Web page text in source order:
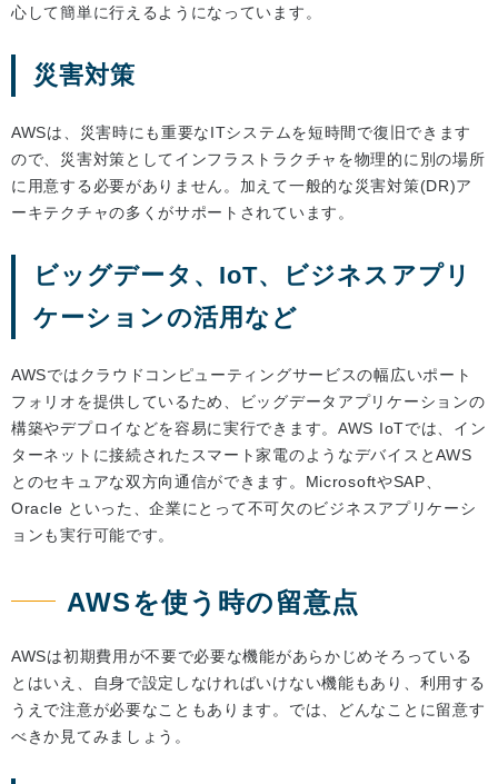
心して簡単に行えるようになっています。
災害対策
AWSは、災害時にも重要なITシステムを短時間で復旧できます
ので、災害対策としてインフラストラクチャを物理的に別の場所
に用意する必要がありません。加えて一般的な災害対策(DR)ア
ーキテクチャの多くがサポートされています。
ビッグデータ、IoT、ビジネスアプリ
ケーションの活用など
AWSではクラウドコンピューティングサービスの幅広いポート
フォリオを提供しているため、ビッグデータアプリケーションの
構築やデプロイなどを容易に実行できます。AWS IoTでは、イン
ターネットに接続されたスマート家電のようなデバイスとAWS
とのセキュアな双方向通信ができます。MicrosoftやSAP、
Oracle といった、企業にとって不可欠のビジネスアプリケーシ
ョンも実行可能です。
AWSを使う時の留意点
AWSは初期費用が不要で必要な機能があらかじめそろっている
とはいえ、自身で設定しなければいけない機能もあり、利用する
うえで注意が必要なこともあります。では、どんなことに留意す
べきか見てみましょう。